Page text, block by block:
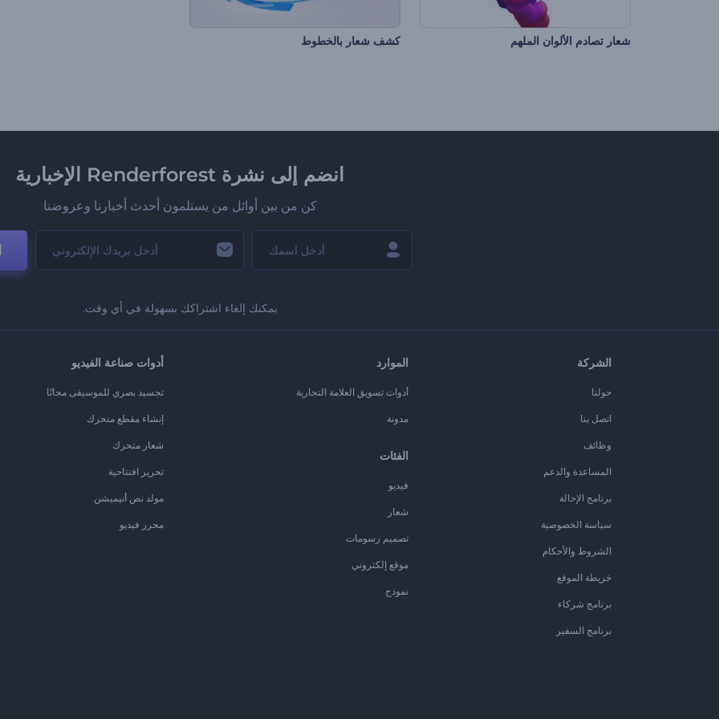
شعار تصادم الألوان الملهم كشف شعار بالخطوط
انضم إلى نشرة Renderforest الإخبارية
كن من بين أوائل من يستلمون أحدث أخبارنا وعروضنا
يمكنك إلغاء اشتراكك بسهولة في أي وقت.
الشركة
حولنا
اتصل بنا
وظائف
المساعدة والدعم
برنامج الإحالة
سياسة الخصوصية
الشروط والأحكام
خريطة الموقع
برنامج شركاء
برنامج السفير
الموارد
أدوات تسويق العلامة التجارية
مدونة
الفئات
فيديو
شعار
تصميم رسومات
موقع إلكتروني
نموذج
أدوات صناعة الفيديو
تجسيد بصري للموسيقى مجانًا
إنشاء مقطع متحرك
شعار متحرك
تحرير افتتاحية
مولد نص أنيميشن
محرر فيديو